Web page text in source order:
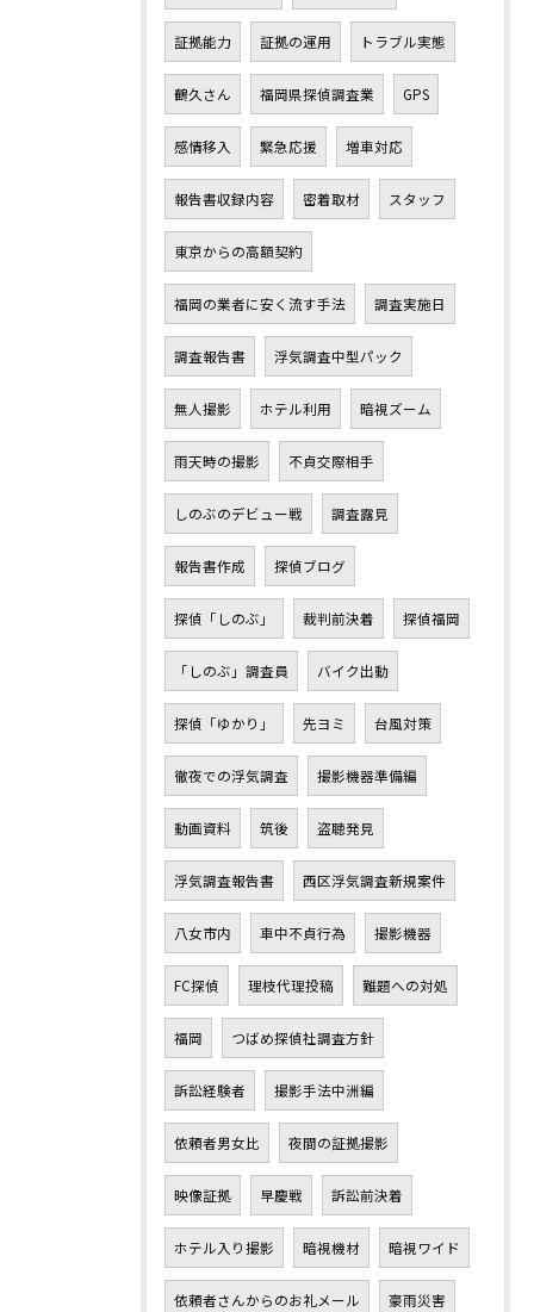
証拠能力 証拠の運用 トラブル実態
鶴久さん 福岡県探偵調査業 GPS
感情移入 緊急応援 増車対応
報告書収録内容 密着取材 スタッフ
東京からの高額契約
福岡の業者に安く流す手法 調査実施日
調査報告書 浮気調査中型パック
無人撮影 ホテル利用 暗視ズーム
雨天時の撮影 不貞交際相手
しのぶのデビュー戦 調査露見
報告書作成 探偵ブログ
探偵「しのぶ」 裁判前決着 探偵福岡
「しのぶ」調査員 バイク出動
探偵「ゆかり」 先ヨミ 台風対策
徹夜での浮気調査 撮影機器準備編
動画資料 筑後 盗聴発見
浮気調査報告書 西区浮気調査新規案件
八女市内 車中不貞行為 撮影機器
FC探偵 理枝代理投稿 難題への対処
福岡 つばめ探偵社調査方針
訴訟経験者 撮影手法中洲編
依頼者男女比 夜間の証拠撮影
映像証拠 早慶戦 訴訟前決着
ホテル入り撮影 暗視機材 暗視ワイド
依頼者さんからのお礼メール 豪雨災害